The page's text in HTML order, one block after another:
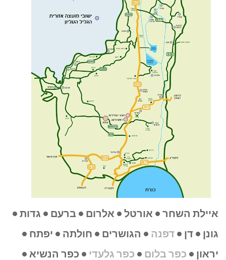
בגליל
העליון
איילת השחר • אורטל • אלרום • ברעם • גדות •
גונן • דן • דפנה • הגושרים • חולתה • יפתח •
יראון • כפר בלום • כפר גלעדי • כפר הנשיא •